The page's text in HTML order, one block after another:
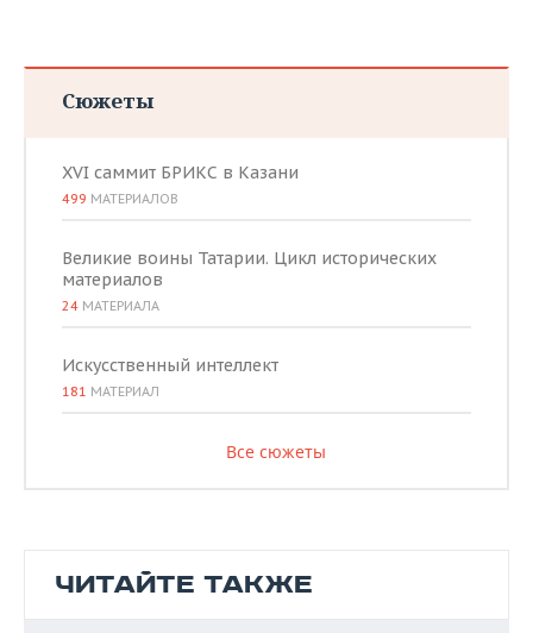
Сюжеты
XVI саммит БРИКС в Казани
499 МАТЕРИАЛОВ
Великие воины Татарии. Цикл исторических
материалов
24 МАТЕРИАЛА
Искусственный интеллект
181 МАТЕРИАЛ
Все сюжеты
ЧИТАЙТЕ ТАКЖЕ